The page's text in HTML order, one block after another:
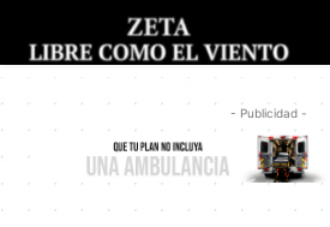
- Publicidad -